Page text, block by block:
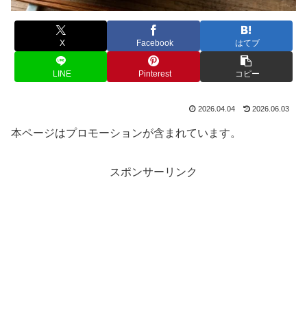
X Facebook はてブ
LINE Pinterest コピー
2026.04.04 2026.06.03
本ページはプロモーションが含まれています。
スポンサーリンク